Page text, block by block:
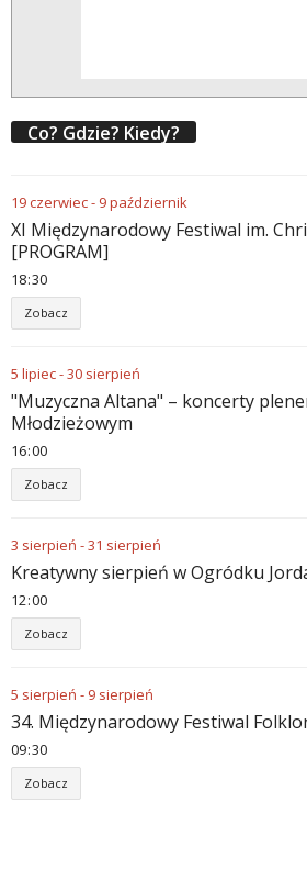
Co? Gdzie? Kiedy?
19czerwiec- 9październik
XI Międzynarodowy Festiwal im.
[PROGRAM]
18:30
Zobacz
5 lipiec-30 sierpień
"Muzyczna Altana" – koncerty
Młodzieżowym
16:00
Zobacz
3 sierpień -31 sierpień
Kreatywny sierpień w Ogródku
12:00
Zobacz
5 sierpień - 9 sierpień
34. Międzynarodowy Festiwal
09:30
Zobacz